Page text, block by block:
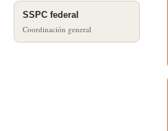
SSPC federal
Coordinación general